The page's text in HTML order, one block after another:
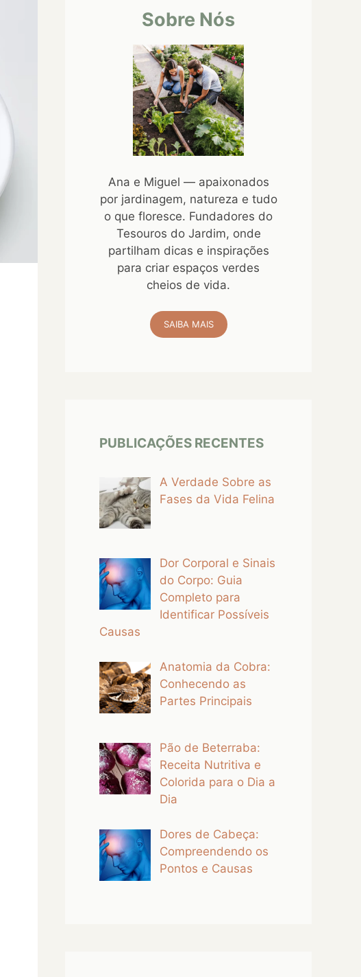
Sobre Nós
Ana e Miguel — apaixonados
por jardinagem, natureza e tudo
o que floresce. Fundadores do
Tesouros do Jardim, onde
partilham dicas e inspirações
para criar espaços verdes
cheios de vida.
SAIBA MAIS
PUBLICAÇÕES RECENTES
A Verdade Sobre as
Fases da Vida Felina
Dor Corporal e Sinais
do Corpo: Guia
Completo para
Identificar Possíveis
Causas
Anatomia da Cobra:
Conhecendo as
Partes Principais
Pão de Beterraba:
Receita Nutritiva e
Colorida para o Dia a
Dia
Dores de Cabeça:
Compreendendo os
Pontos e Causas